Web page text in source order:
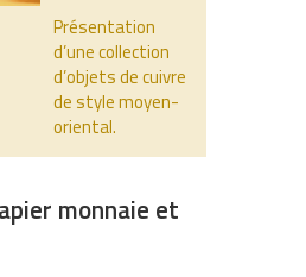
Présentation
d’une collection
d’objets de cuivre
de style moyen-
oriental.
monnaie et